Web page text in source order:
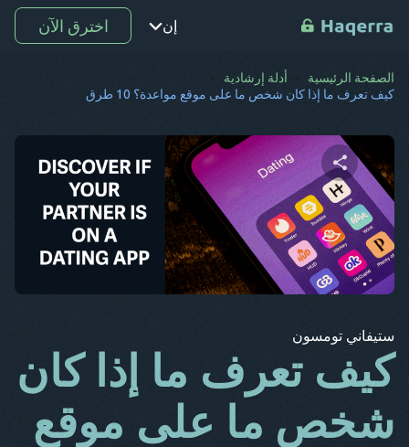
إن
نقطة
رو
دي
س ف
كو
دا
اخترق الآن
الصفحة الرئيسية
أدلة إرشادية
كيف تعرف ما إذا كان شخص ما على موقع مواعدة؟ 10 طرق
شارك هذه المقالة
تويتر فيسبوك نسخ الرابط
ستيفاني تومسون
كيف تعرف ما إذا كان
شخص ما على موقع